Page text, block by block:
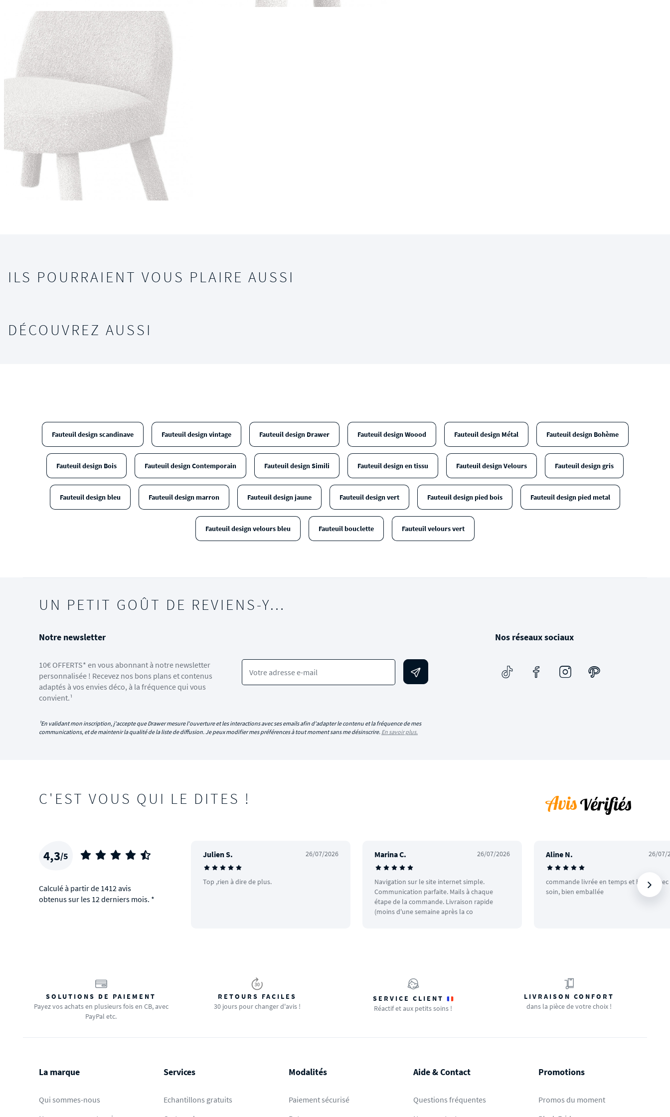
ILS POURRAIENT VOUS PLAIRE AUSSI
DÉCOUVREZ AUSSI
Fauteuil design scandinave Fauteuil design vintage Fauteuil design Drawer Fauteuil design Woood Fauteuil design Métal Fauteuil design Bohème
Fauteuil design Bois Fauteuil design Contemporain Fauteuil design Simili Fauteuil design en tissu Fauteuil design Velours Fauteuil design gris
Fauteuil design bleu Fauteuil design marron Fauteuil design jaune Fauteuil design vert Fauteuil design pied bois Fauteuil design pied metal
Fauteuil design velours bleu Fauteuil bouclette Fauteuil velours vert
UN PETIT GOÛT DE REVIENS-Y…
Notre newsletter
10€ OFFERTS* en vous abonnant à notre newsletter
personnalisée ! Recevez nos bons plans et contenus
adaptés à vos envies déco, à la fréquence qui vous
convient.¹
Votre adresse e-mail
¹En validant mon inscription, j'accepte que Drawer mesure l'ouverture et les interactions avec ses emails afin d'adapter le contenu et la fréquence de mes
communications, et de maintenir la qualité de la liste de diffusion. Je peux modifier mes préférences à tout moment sans me désinscrire. En savoir plus.
Nos réseaux sociaux
C'EST VOUS QUI LE DITES !
4,3/5
Calculé à partir de 1412 avis
obtenus sur les 12 derniers mois. *
Julien S. 26/07/2026
Top ,rien à dire de plus.
Marina C. 26/07/2026
Navigation sur le site internet simple.
Communication parfaite. Mails à chaque
étape de la commande. Livraison rapide
(moins d'une semaine après la co
Aline N. 26/07/
commande livrée en temps et heure avec
soin, bien emballée
SOLUTIONS DE PAIEMENT
Payez vos achats en plusieurs fois en CB, avec
PayPal etc.
RETOURS FACILES
30 jours pour changer d'avis !
SERVICE CLIENT
Réactif et aux petits soins !
LIVRAISON CONFORT
dans la pièce de votre choix !
La marque
Qui sommes-nous
Services
Echantillons gratuits
Modalités
Paiement sécurisé
Aide & Contact
Questions fréquentes
Promotions
Promos du moment